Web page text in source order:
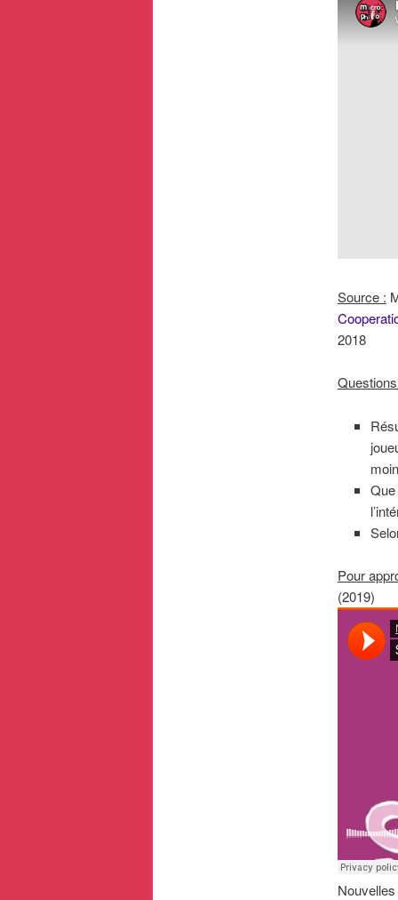
Source :
2018
Pour
(2019)